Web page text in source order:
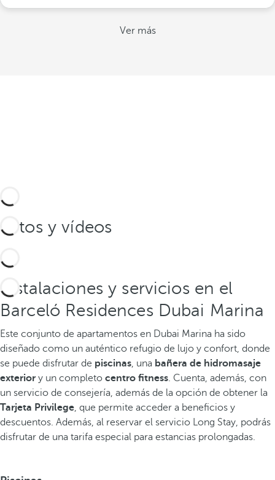
Ver más
Fotos y vídeos
Instalaciones y servicios en el
Barceló Residences Dubai Marina
Este conjunto de apartamentos en Dubai Marina ha sido
diseñado como un auténtico refugio de lujo y confort, donde
se puede disfrutar de piscinas, una bañera de hidromasaje
exterior y un completo centro fitness. Cuenta, además, con
un servicio de consejería, además de la opción de obtener la
Tarjeta Privilege, que permite acceder a beneficios y
descuentos. Además, al reservar el servicio Long Stay, podrás
disfrutar de una tarifa especial para estancias prolongadas.